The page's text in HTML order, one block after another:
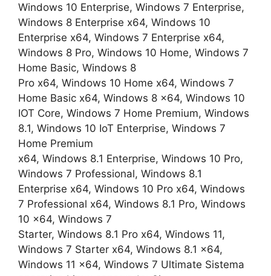
Windows 10 Enterprise, Windows 7 Enterprise,
Windows 8 Enterprise x64, Windows 10
Enterprise x64, Windows 7 Enterprise x64,
Windows 8 Pro, Windows 10 Home, Windows 7
Home Basic, Windows 8
Pro x64, Windows 10 Home x64, Windows 7
Home Basic x64, Windows 8 x64, Windows 10
IOT Core, Windows 7 Home Premium, Windows
8.1, Windows 10 IoT Enterprise, Windows 7
Home Premium
x64, Windows 8.1 Enterprise, Windows 10 Pro,
Windows 7 Professional, Windows 8.1
Enterprise x64, Windows 10 Pro x64, Windows
7 Professional x64, Windows 8.1 Pro, Windows
10 x64, Windows 7
Starter, Windows 8.1 Pro x64, Windows 11,
Windows 7 Starter x64, Windows 8.1 x64,
Windows 11 x64, Windows 7 Ultimate Sistema